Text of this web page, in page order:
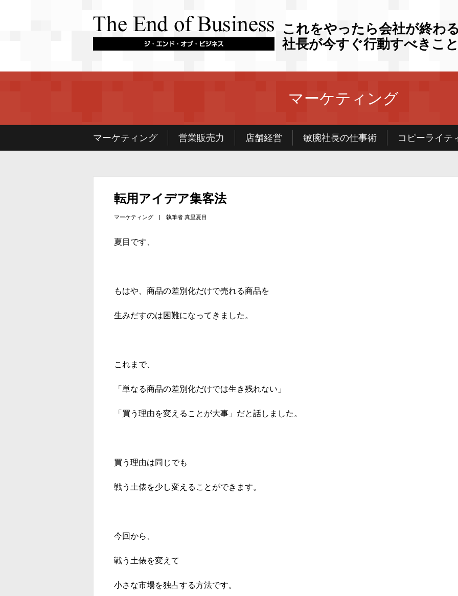
これをやったら会社が終わ
社長が今すぐ行動すべきこと
マーケティング
マーケティング 営業販売力 店舗経営 敏腕社長の仕事術 コピーライテ
転用アイデア集客法
マーケティング | 執筆者 真里夏目
夏目です、
もはや、商品の差別化だけで売れる商品を
生みだすのは困難になってきました。
これまで、
「単なる商品の差別化だけでは生き残れない」
「買う理由を変えることが大事」だと話しました。
買う理由は同じでも
戦う土俵を少し変えることができます。
今回から、
戦う土俵を変えて
小さな市場を独占する方法です。